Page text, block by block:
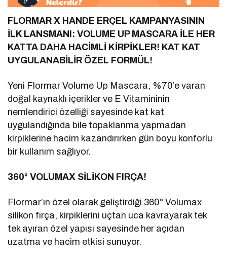
FLORMAR X HANDE ERÇEL KAMPANYASININ
İLK LANSMANI:VOLUME UP MASCARA İLE HER
KATTA DAHA HACİMLİ KİRPİKLER! KAT KAT
UYGULANABİLİR ÖZEL FORMÜL!
Yeni Flormar Volume Up Mascara, %70’e varan
doğal kaynaklı içerikler ve E Vitamininin
nemlendirici özelliği sayesinde kat kat
uygulandığında bile topaklanma yapmadan
kirpiklerine hacim kazandırırken gün boyu konforlu
bir kullanım sağlıyor.
360° VOLUMAX SİLİKON FIRÇA!
Flormar’ın özel olarak geliştirdiği 360° Volumax
silikon fırça, kirpiklerini uçtan uca kavrayarak tek
tek ayıran özel yapısı sayesinde her açıdan
uzatma ve hacim etkisi sunuyor.